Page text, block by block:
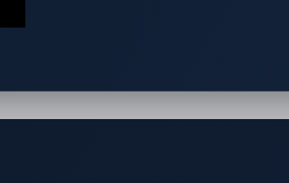
して設計された、車載侵入検知
ナ環境を通じた仮想化にも対応し
能を実装でき、単一のECU（電子
ィイベントのみを送信する仕組み